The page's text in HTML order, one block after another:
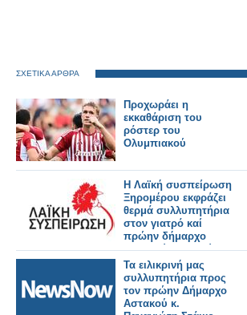
ΣΧΕΤΙΚΑ ΑΡΘΡΑ
Προχωράει η
εκκαθάριση του
ρόστερ του
Ολυμπιακού
Η Λαϊκή συσπείρωση
Ξηρομέρου εκφράζει
θερμά συλλυπητήρια
στον γιατρό καί
πρώην δήμαρχο
Αστακού Παναγιώτη
Στάικου
Τα ειλικρινή μας
συλλυπητήρια προς
τον πρώην Δήμαρχο
Αστακού κ.